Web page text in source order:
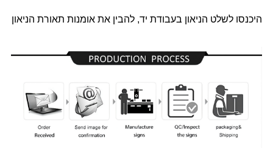
היכנסו לשלט הניאון בעבודת יד, להבין את אומנות תאורת הניאון